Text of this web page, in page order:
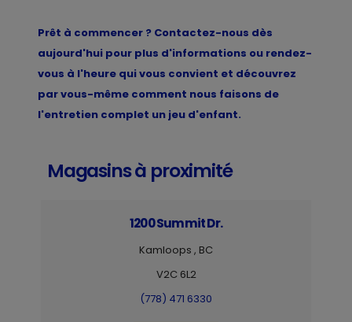
Prêt à commencer ? Contactez-nous dès
aujourd'hui pour plus d'informations ou rendez-
vous à l'heure qui vous convient et découvrez
par vous-même comment nous faisons de
l'entretien complet un jeu d'enfant.
Magasins à proximité
1200 Summit Dr.
Kamloops , BC
V2C 6L2
(778) 471 6330